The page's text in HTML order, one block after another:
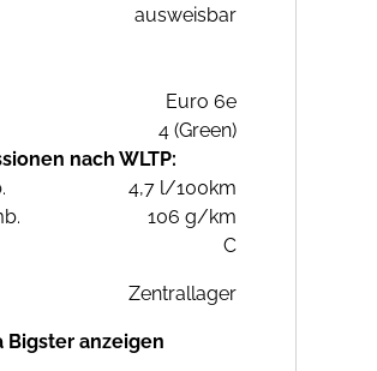
ausweisbar
Euro 6e
4 (Green)
nach WLTP:
4,7 l/100km
106 g/km
C
Zentrallager
Bigster anzeigen